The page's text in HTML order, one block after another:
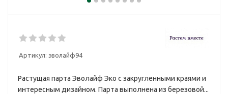
Артикул: эволайф94
Растущая парта Эволайф Эко с закругленными краями и
интересным дизайном. Парта выполнена из березовой...